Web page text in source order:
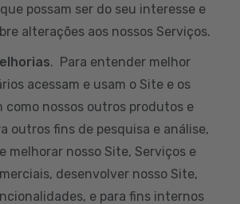
possam ser do seu interesse e
alterações aos nossos Serviços.
. Para entender melhor
acessam e usam o Site e os
como nossos outros produtos e
outros fins de pesquisa e análise,
melhorar nosso Site, Serviços e
desenvolver nosso Site,
e para fins internos